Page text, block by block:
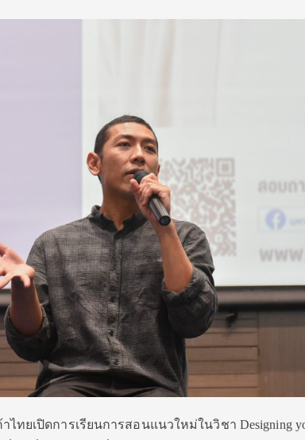
ทยเปิดการเรียนการสอนแนวใหม่ในวิชา Designing